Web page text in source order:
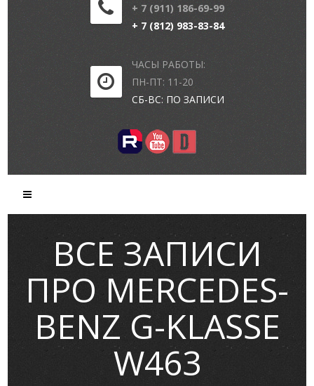
+ 7 (911) 186-69-99
+ 7 (812) 983-83-84
ЧАСЫ РАБОТЫ:
ПН-ПТ: 11-20
СБ-ВС: ПО ЗАПИСИ
ВСЕ ЗАПИСИ
ПРО MERCEDES-
BENZ G-KLASSE
W463